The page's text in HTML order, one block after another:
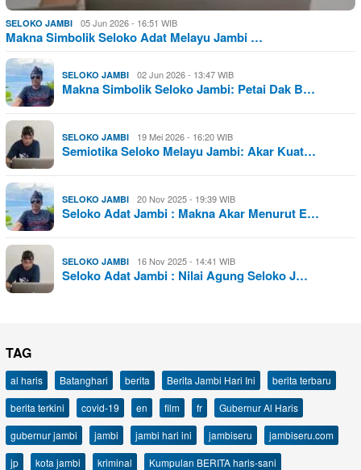
SELOKO JAMBI 05 Jun 2026 - 16:51 WIB
Makna Simbolik Seloko Adat Melayu Jambi …
SELOKO JAMBI 02 Jun 2026 - 13:47 WIB
Makna Simbolik Seloko Jambi: Petai Dak B…
SELOKO JAMBI 19 Mei 2026 - 16:20 WIB
Semiotika Seloko Melayu Jambi: Akar Kuat…
SELOKO JAMBI 20 Nov 2025 - 19:39 WIB
Seloko Adat Jambi : Makna Akar Menurut E…
SELOKO JAMBI 16 Nov 2025 - 14:41 WIB
Seloko Adat Jambi : Nilai Agung Seloko J…
TAG
al haris Batanghari berita Berita Jambi Hari Ini
berita terbaru
berita terkini
covid-19 en film fr
Gubernur Al Haris
gubernur jambi
jambi jambi hari ini jambiseru
jambiseru.com
jp
kota jambi kriminal
Kumpulan BERITA haris-sani